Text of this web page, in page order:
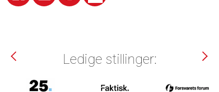
Ledige stillinger: